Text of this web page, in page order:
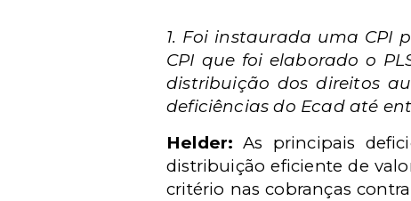
1. Foi instaurada uma CPI
CPI que foi elaborado o
distribuição dos direitos
deficiências do Ecad até
Helder: As principais
distribuição eficiente de
critério nas cobranças